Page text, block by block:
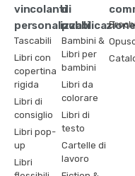
vincolanti
personalizzati
Tascabili
Libri con
copertina
rigida
Libri di
consiglio
Libri pop-
up
Libri
di
pubblicazione
Bambini &
Libri per
bambini
Libri da
colorare
Libri di
testo
Cartelle di
lavoro